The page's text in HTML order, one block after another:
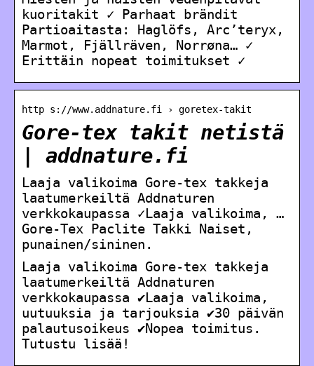
kuoritakit ✓ Parhaat brändit
Partioaitasta: Haglöfs, Arc’teryx,
Marmot, Fjällräven, Norrøna… ✓
Erittäin nopeat toimitukset ✓
http s://www.addnature.fi › goretex-takit
Gore-tex takit netistä
| addnature.fi
Laaja valikoima Gore-tex takkeja
laatumerkeiltä Addnaturen
verkkokaupassa ✓Laaja valikoima, …
Gore-Tex Paclite Takki Naiset,
punainen/sininen.
Laaja valikoima Gore-tex takkeja
laatumerkeiltä Addnaturen
verkkokaupassa ✔Laaja valikoima,
uutuuksia ja tarjouksia ✔30 päivän
palautusoikeus ✔Nopea toimitus.
Tutustu lisää!